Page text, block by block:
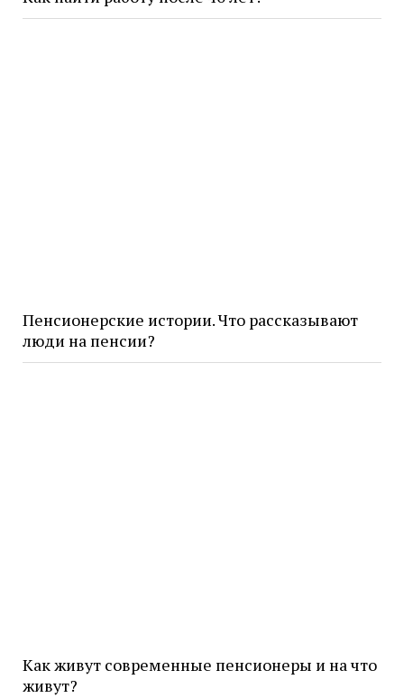
Пенсионерские истории. Что рассказывают
люди на пенсии?
Как живут современные пенсионеры и на что
живут?